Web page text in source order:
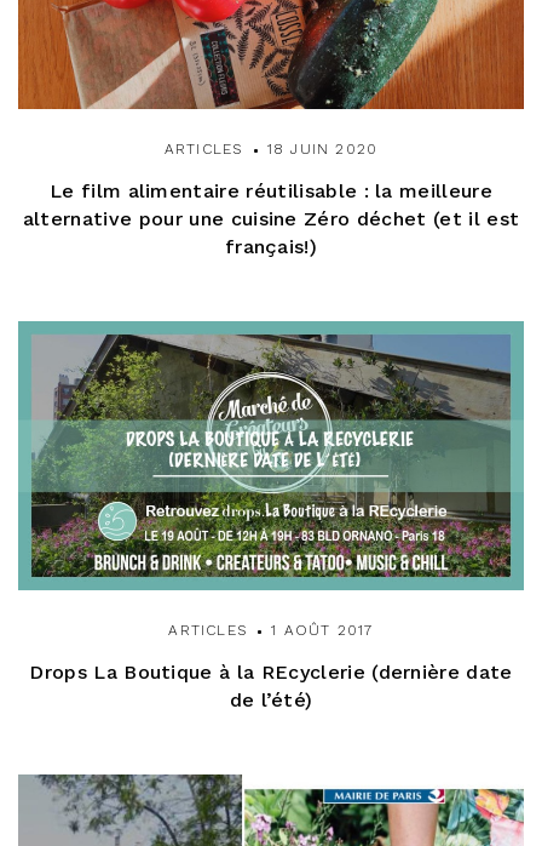
ARTICLES 18 JUIN 2020
Le film alimentaire réutilisable : la meilleure
alternative pour une cuisine Zéro déchet (et il est
français!)
ARTICLES 1 AOÛT 2017
Drops La Boutique à la REcyclerie (dernière date
de l’été)